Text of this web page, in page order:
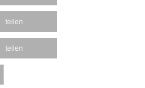
teilen
teilen